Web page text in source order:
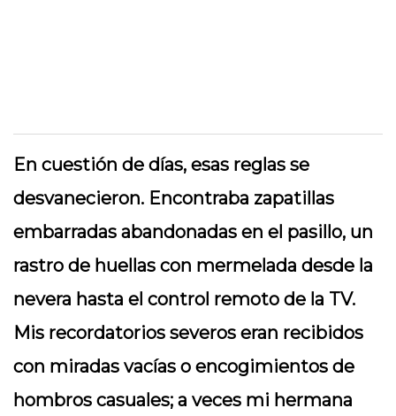
En cuestión de días, esas reglas se
desvanecieron. Encontraba zapatillas
embarradas abandonadas en el pasillo, un
rastro de huellas con mermelada desde la
nevera hasta el control remoto de la TV.
Mis recordatorios severos eran recibidos
con miradas vacías o encogimientos de
hombros casuales; a veces mi hermana